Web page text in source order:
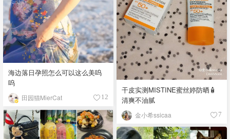
海边落日孕照怎么可以这么美呜
呜
田园猫MierCat 12
干皮实测MISTINE蜜丝婷防晒🧴
清爽不油腻
金小希ssicaa 7